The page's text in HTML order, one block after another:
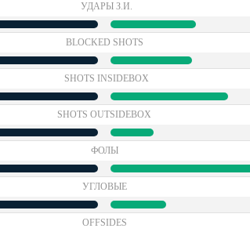
УДАРЫ З.И.
BLOCKED SHOTS
SHOTS INSIDEBOX
SHOTS OUTSIDEBOX
ФОЛЫ
УГЛОВЫЕ
OFFSIDES